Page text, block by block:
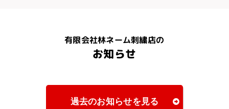
有限会社林ネーム刺繍店の
お知らせ
過去のお知らせを見る